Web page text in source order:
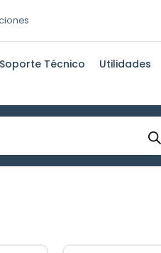
Soporte Técnico Utilidades